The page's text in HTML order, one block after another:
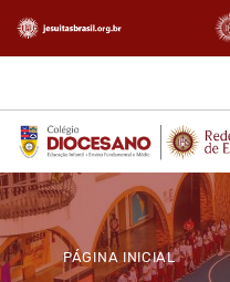
PÁGINA INICIAL